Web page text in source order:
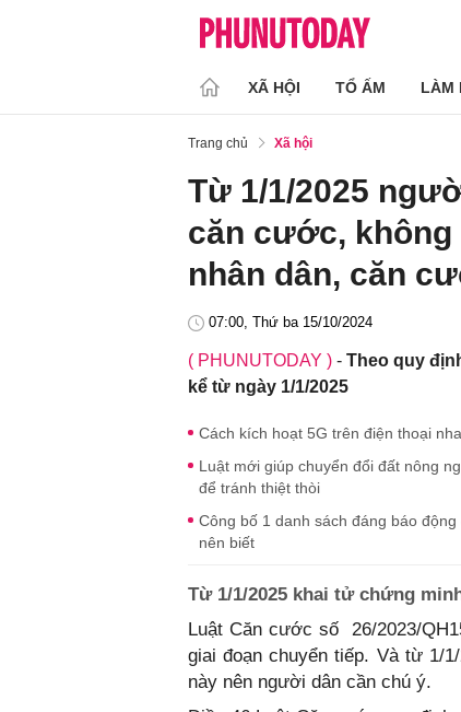
XÃ HỘI TỔ ẤM LÀM
Trang chủ Xã hội
Từ 1/1/2025
căn cước,
nhân dân, căn
07:00, Thứ ba 15/10/2024
( PHUNUTODAY ) - Theo quy
kể từ ngày 1/1/2025
Cách kích hoạt 5G trên điện thoại
Luật mới giúp chuyển đổi đất nông
để tránh thiệt thòi
Công bố 1 danh sách đáng báo
nên biết
Từ 1/1/2025 khai tử chứng
Luật Căn cước số 26/2023/
giai đoạn chuyển tiếp. Và từ 1/
này nên người dân cần chú ý.